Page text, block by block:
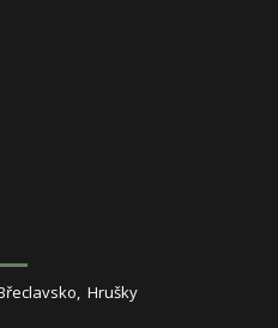
Hrušky